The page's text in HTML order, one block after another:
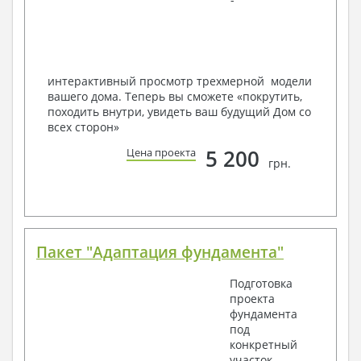
условий, за дополнительную плату.
Получить профессиональную консультацию у
наших специалистов, Вы можете любым
способом связи: закажите обратный звонок,
по viber, e-mail, телефон -
интерактивный просмотр трехмерной модели
вашего дома. Теперь вы сможете «покрутить,
походить внутри, увидеть ваш будущий Дом со
всех сторон»
Цена проекта 5 200 грн.
Пакет "Адаптация фундамента"
Подготовка
проекта
фундамента
под
конкретный